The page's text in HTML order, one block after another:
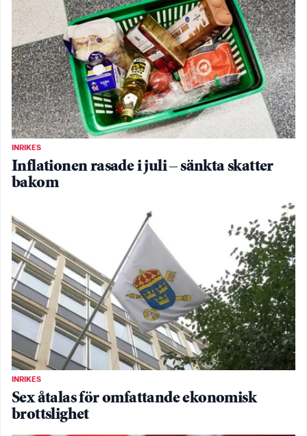
INRIKES
Inflationen rasade i juli – sänkta skatter
bakom
INRIKES
Sex åtalas för omfattande ekonomisk
brottslighet